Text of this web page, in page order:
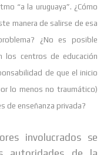
“a la uruguaya”. ¿Cómo
manera de salirse de esa
¿No es posible
centros de educación
de que el inicio
lo menos no traumático)
de enseñanza privada?
involucrados se